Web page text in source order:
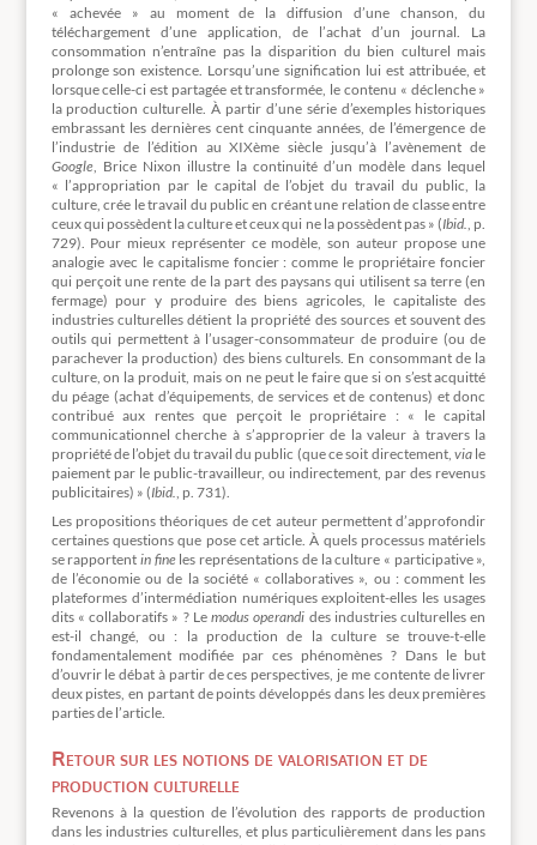
« achevée » au moment de la diffusion d’une chanson, du
téléchargement d’une application, de l’achat d’un journal. La
consommation n’entraîne pas la disparition du bien culturel mais
prolonge son existence. Lorsqu’une signification lui est attribuée, et
lorsque celle-ci est partagée et transformée, le contenu « déclenche »
la production culturelle. À partir d’une série d’exemples historiques
embrassant les dernières cent cinquante années, de l’émergence de
l’industrie de l’édition au XIXème siècle jusqu’à l’avènement de
Google, Brice Nixon illustre la continuité d’un modèle dans lequel
« l’appropriation par le capital de l’objet du travail du public, la
culture, crée le travail du public en créant une relation de classe entre
ceux qui possèdent la culture et ceux qui ne la possèdent pas » (Ibid., p.
729). Pour mieux représenter ce modèle, son auteur propose une
analogie avec le capitalisme foncier : comme le propriétaire foncier
qui perçoit une rente de la part des paysans qui utilisent sa terre (en
fermage) pour y produire des biens agricoles, le capitaliste des
industries culturelles détient la propriété des sources et souvent des
outils qui permettent à l’usager-consommateur de produire (ou de
parachever la production) des biens culturels. En consommant de la
culture, on la produit, mais on ne peut le faire que si on s’est acquitté
du péage (achat d’équipements, de services et de contenus) et donc
contribué aux rentes que perçoit le propriétaire : « le capital
communicationnel cherche à s’approprier de la valeur à travers la
propriété de l’objet du travail du public (que ce soit directement,via le
paiement par le public-travailleur, ou indirectement, par des revenus
publicitaires) » (Ibid., p. 731).
Les propositions théoriques de cet auteur permettent d’approfondir
certaines questions que pose cet article. À quels processus matériels
se rapportent in fineles représentations de la culture « participative »,
de l’économie ou de la société « collaboratives », ou : comment les
plateformes d’intermédiation numériques exploitent-elles les usages
dits « collaboratifs » ? Lemodus operandi des industries culturelles en
est-il changé, ou : la production de la culture se trouve-t-elle
fondamentalement modifiée par ces phénomènes ? Dans le but
d’ouvrir le débat à partir de ces perspectives, je me contente de livrer
deux pistes, en partant de points développés dans les deux premières
parties de l’article.
Retour sur les notions de valorisation et de
production culturelle
Revenons à la question de l’évolution des rapports de production
dans les industries culturelles, et plus particulièrement dans les pans